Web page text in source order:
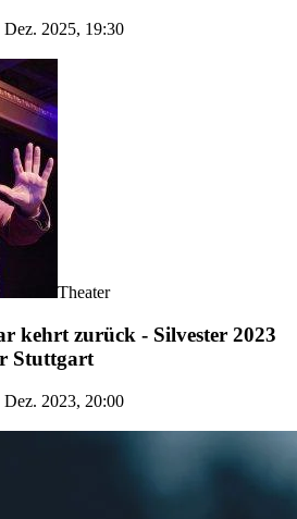
2025, 19:30
Theater
kehrt zurück - Silvester 2023
Stuttgart
2023, 20:00